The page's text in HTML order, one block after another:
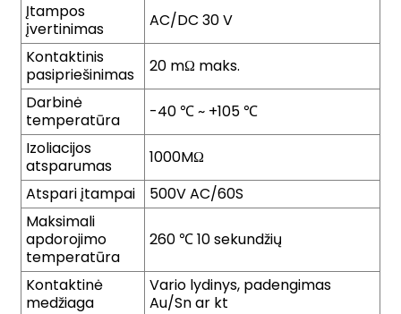
Įtampos
įvertinimas
AC/DC 30 V
Kontaktinis
pasipriešinimas
20 mΩ maks.
Darbinė
temperatūra
-40 ℃ ~ +105 ℃
Izoliacijos
atsparumas
1000MΩ
Atspari įtampai
500V AC/60S
Maksimali
apdorojimo
temperatūra
260 ℃ 10 sekundžių
Kontaktinė
medžiaga
Vario lydinys, padengimas
Au/Sn ar kt